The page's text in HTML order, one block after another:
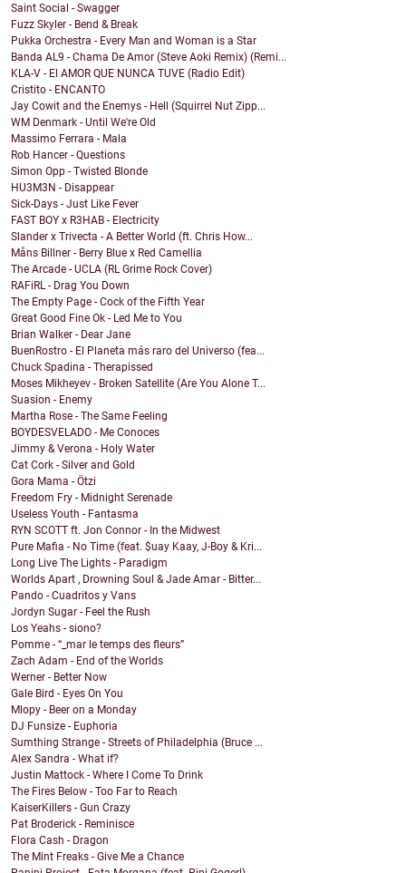
Saint Social - Swagger
Fuzz Skyler - Bend & Break
Pukka Orchestra - Every Man and Woman is a Star
Banda AL9 - Chama De Amor (Steve Aoki Remix) (Remi...
KLA-V - El AMOR QUE NUNCA TUVE (Radio Edit)
Cristito - ENCANTO
Jay Cowit and the Enemys - Hell (Squirrel Nut Zipp...
WM Denmark - Until We're Old
Massimo Ferrara - Mala
Rob Hancer - Questions
Simon Opp - Twisted Blonde
HU3M3N - Disappear
Sick-Days - Just Like Fever
FAST BOY x R3HAB - Electricity
Slander x Trivecta - A Better World (ft. Chris How...
Måns Billner - Berry Blue x Red Camellia
The Arcade - UCLA (RL Grime Rock Cover)
RAFiRL - Drag You Down
The Empty Page - Cock of the Fifth Year
Great Good Fine Ok - Led Me to You
Brian Walker - Dear Jane
BuenRostro - El Planeta más raro del Universo (fea...
Chuck Spadina - Therapissed
Moses Mikheyev - Broken Satellite (Are You Alone T...
Suasion - Enemy
Martha Rose - The Same Feeling
BOYDESVELADO - Me Conoces
Jimmy & Verona - Holy Water
Cat Cork - Silver and Gold
Gora Mama - Ötzi
Freedom Fry - Midnight Serenade
Useless Youth - Fantasma
RYN SCOTT ft. Jon Connor - In the Midwest
Pure Mafia - No Time (feat. $uay Kaay, J-Boy & Kri...
Long Live The Lights - Paradigm
Worlds Apart , Drowning Soul & Jade Amar - Bitter...
Pando - Cuadritos y Vans
Jordyn Sugar - Feel the Rush
Los Yeahs - siono?
Pomme - “_mar le temps des fleurs”
Zach Adam - End of the Worlds
Werner - Better Now
Gale Bird - Eyes On You
Mlopy - Beer on a Monday
DJ Funsize - Euphoria
Sumthing Strange - Streets of Philadelphia (Bruce ...
Alex Sandra - What if?
Justin Mattock - Where I Come To Drink
The Fires Below - Too Far to Reach
KaiserKillers - Gun Crazy
Pat Broderick - Reminisce
Flora Cash - Dragon
The Mint Freaks - Give Me a Chance